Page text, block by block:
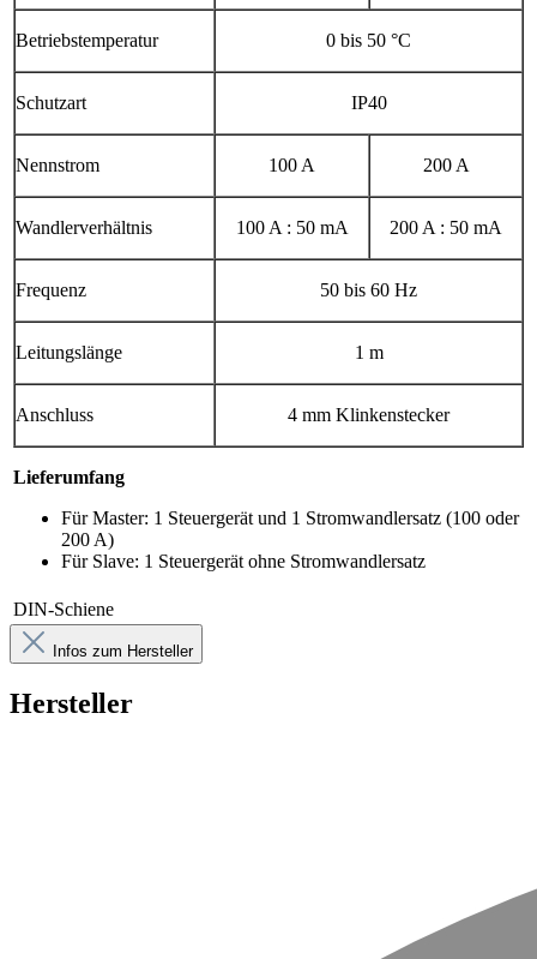
Betriebstemperatur 0 bis 50 °C
Schutzart IP40
Nennstrom 100 A 200 A
Wandlerverhältnis 100 A : 50 mA 200 A : 50 mA
Frequenz 50 bis 60 Hz
Leitungslänge 1 m
Anschluss 4 mm Klinkenstecker
Lieferumfang
Für Master: 1 Steuergerät und 1 Stromwandlersatz (100 oder
200 A)
Für Slave: 1 Steuergerät ohne Stromwandlersatz
DIN-Schiene
Infos zum Hersteller
Hersteller